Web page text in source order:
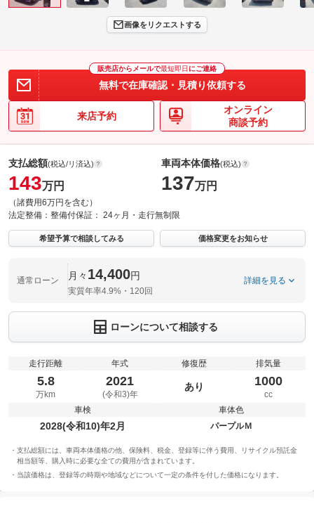
画像をリクエストする
販売店からメールで最短即日 にご連絡
無料で在庫確認・見積り依頼する
来店予約
オンライン
商談予約
支払総額(税込/リ済込)
143万円
（諸費用6万円を含む）
車両本体価格(税込)
137万円
法定整備： 整備付保証： 24ヶ月・走行無制限
希望予算で相談してみる 価格変更をお知らせ
通常ローン 月々 14,400円
実質年率4.9%・120回
詳細を見る
ローンについて相談する
走行距離
5.8
万km
年式
2021
(令和3)年
修復歴
あり
排気量
1000
cc
車検
2028(令和10)年2月
車体色
パープルＭ
支払総額には、車両本体価格の他、保険料、税金、登録等に伴う費用、リサイクル預託金
相当額等、購入時に必要な全ての費用が含まれています。
当該価格は、登録等の時期や地域などについて一定の条件を付した価格になります。